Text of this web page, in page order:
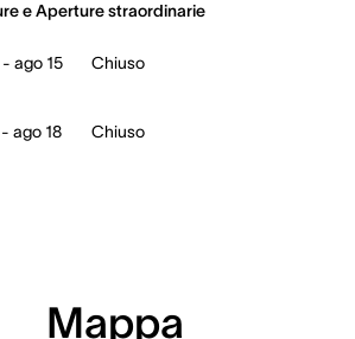
e Aperture straordinarie
ago 15 Chiuso
ago 18 Chiuso
Mappa